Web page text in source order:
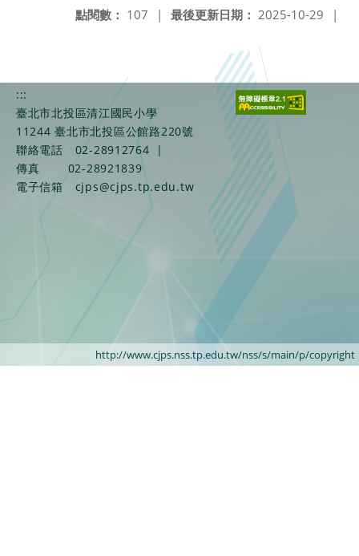
最後更新日期： 2025-10-29 |
點閱數： 107 |
:::
臺北市北投區清江國民小學
11244 臺北市北投區公館路220號
聯絡電話
02-28912764
|
傳真
02-28921839
電子信箱
cjps@cjps.tp.edu.tw
http://www.cjps.nss.tp.edu.tw/nss/s/main/p/copyright